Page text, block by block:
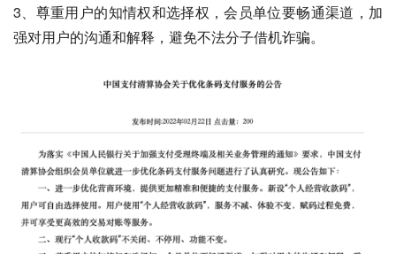
3、尊重用户的知情权和选择权，会员单位要畅通渠道，加
强对用户的沟通和解释，避免不法分子借机诈骗。